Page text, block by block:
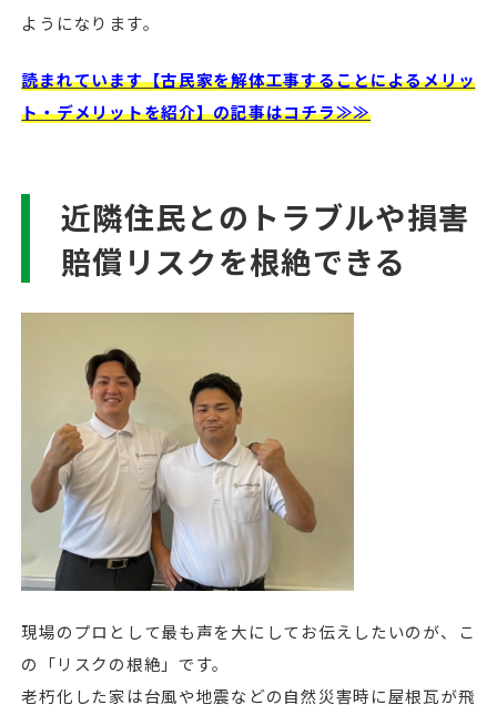
ようになります。
読まれています【古民家を解体工事することによるメリッ
ト・デメリットを紹介】の記事はコチラ≫≫
近隣住民とのトラブルや損害
賠償リスクを根絶できる
現場のプロとして最も声を大にしてお伝えしたいのが、こ
の「リスクの根絶」です。
老朽化した家は台風や地震などの自然災害時に屋根瓦が飛